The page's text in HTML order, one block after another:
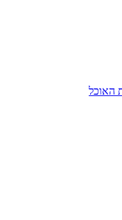
האוכל